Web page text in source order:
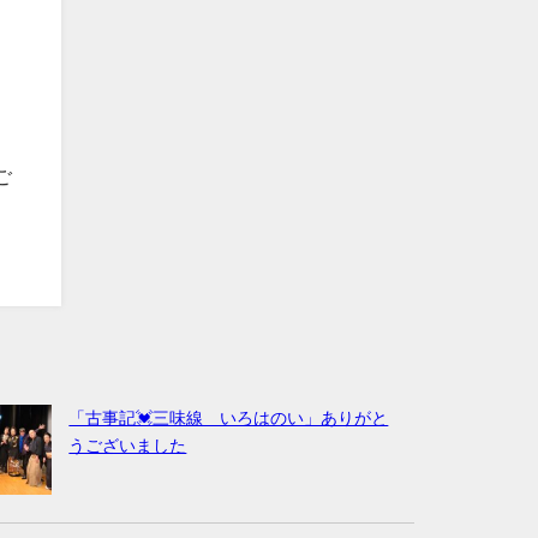
「古事記💓三味線 いろはのい」ありがと
うございました